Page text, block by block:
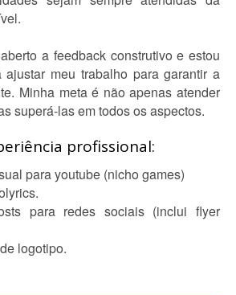
a feedback construtivo e estou
ajustar meu trabalho para garantir a
Minha meta é não apenas atender
superá-las em todos os aspectos.
profissional:
para youtube (nicho games)
para redes sociais (inclui flyer
logotipo.